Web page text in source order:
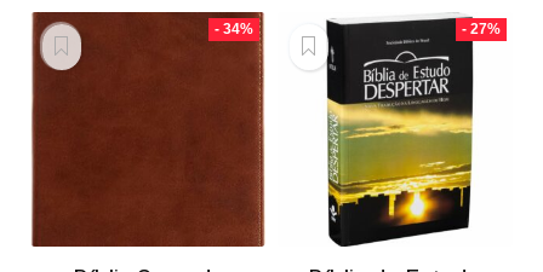
era:
R$ 299,87.
é:
R$
- 34% - 27%